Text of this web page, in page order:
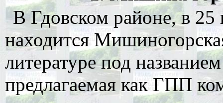
В Гдовском районе, в 25
находится
литературе под
предлагаемая как ГПП